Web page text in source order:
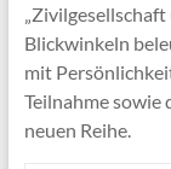
Blickwinkeln
mit
Teilnahme sowie
neuen Reihe.